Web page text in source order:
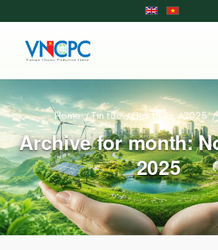
Archive for month:
2025
Home /Tin tức /Giới thiệu /2025 /